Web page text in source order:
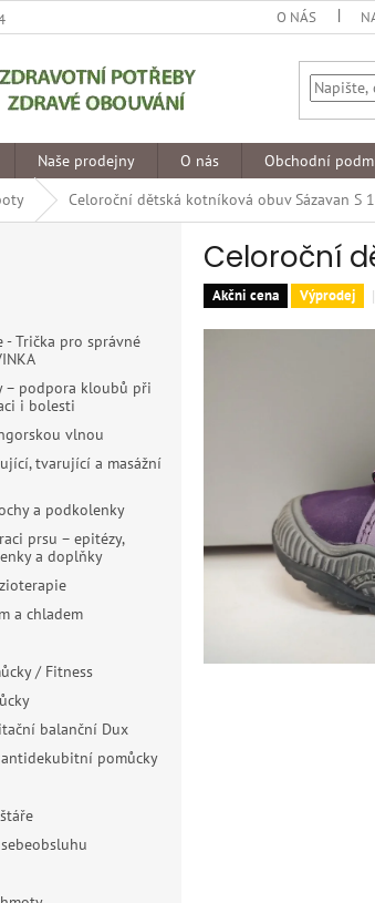
O NÁS
Naše prodejny O nás Obchodní
Celoroční dětská kotníková obuv Sázavan S
- Trička pro správné
– podpora kloubů při
i bolesti
vlnou
tvarující a masážní
a podkolenky
prsu – epitézy,
a doplňky
a chladem
/ Fitness
balanční Dux
pomůcky
Celoroční
Akčni cena Výprodej